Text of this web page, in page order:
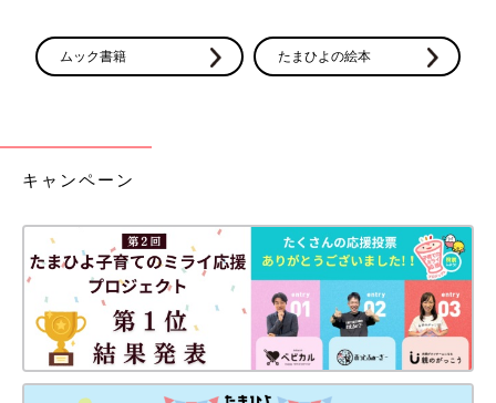
ムック書籍 たまひよの絵本
キャンペーン